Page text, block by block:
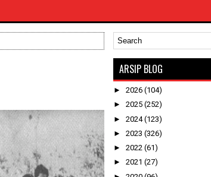
ARSIP BLOG
► 2026 (104)
► 2025 (252)
► 2024(123)
► 2023 (326)
► 2022 (61)
► 2021 (27)